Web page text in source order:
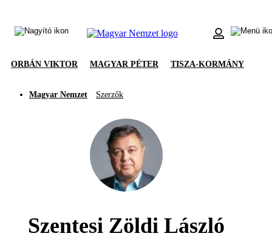
ORBÁN VIKTOR MAGYAR PÉTER TISZA-KORMÁNY
Magyar Nemzet Szerzők
Szentesi Zöldi László